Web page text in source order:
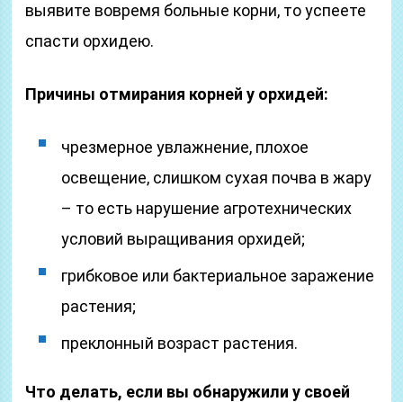
выявите вовремя больные корни, то успеете
спасти орхидею.
Причины отмирания корней у орхидей:
чрезмерное увлажнение, плохое
освещение, слишком сухая почва в жару
– то есть нарушение агротехнических
условий выращивания орхидей;
грибковое или бактериальное заражение
растения;
преклонный возраст растения.
Что делать, если вы обнаружили у своей